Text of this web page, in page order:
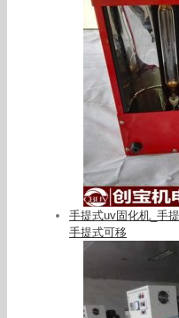
手提式uv固化机_手
手提式可移